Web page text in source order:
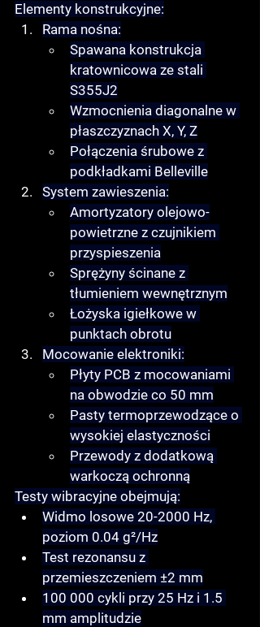
Elementy konstrukcyjne:
Rama nośna:
Spawana konstrukcja
kratownicowa ze stali
S355J2
Wzmocnienia diagonalne w
płaszczyznach X, Y, Z
Połączenia śrubowe z
podkładkami Belleville
System zawieszenia:
Amortyzatory olejowo-
powietrzne z czujnikiem
przyspieszenia
Sprężyny ścinane z
tłumieniem wewnętrznym
Łożyska igiełkowe w
punktach obrotu
Mocowanie elektroniki:
Płyty PCB z mocowaniami
na obwodzie co 50 mm
Pasty termoprzewodzące o
wysokiej elastyczności
Przewody z dodatkową
warkoczą ochronną
Testy wibracyjne obejmują:
Widmo losowe 20-2000 Hz,
poziom 0.04 g²/Hz
Test rezonansu z
przemieszczeniem ±2 mm
100 000 cykli przy 25 Hz i 1.5
mm amplitudzie